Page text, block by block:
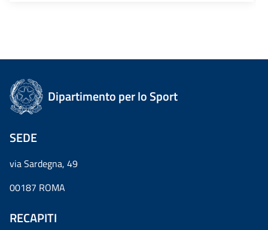
Dipartimento per lo Sport
SEDE
via Sardegna, 49
00187 ROMA
RECAPITI